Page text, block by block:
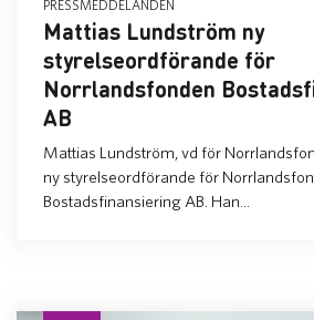
PRESSMEDDELANDEN
Mattias Lundström ny
styrelseordförande för
Norrlandsfonden
AB
Mattias Lundström, vd för
ny styrelseordförande för
Bostadsfinansiering AB. Han...